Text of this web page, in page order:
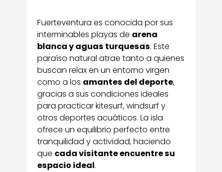
Fuerteventura es conocida por sus
interminables playas de arena
blanca y aguas turquesas. Este
paraíso natural atrae tanto a quienes
buscan relax en un entorno virgen
como a los amantes del deporte,
gracias a sus condiciones ideales
para practicar kitesurf, windsurf y
otros deportes acuáticos. La isla
ofrece un equilibrio perfecto entre
tranquilidad y actividad, haciendo
que cada visitante encuentre su
espacio ideal.